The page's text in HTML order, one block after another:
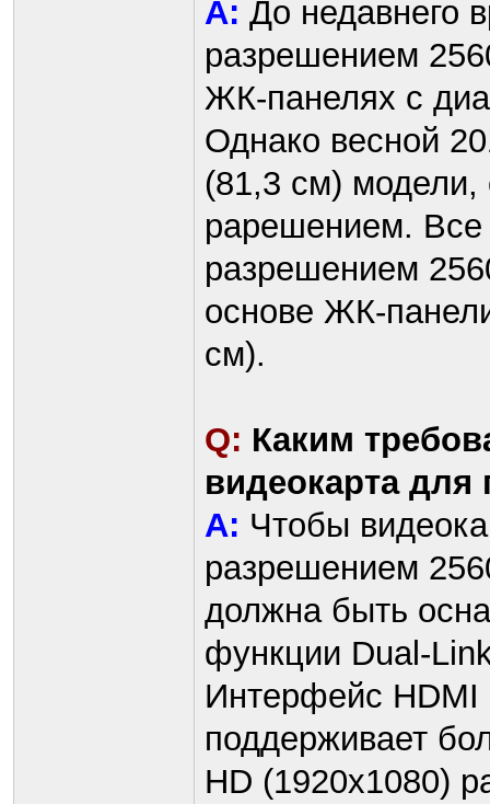
A: До недавнего
разрешением
ЖК-панелях с
Однако весной
(81,3 см)
рарешением.
разрешением
основе ЖК-
см).
Q: Каким
видеокарта для
A: Чтобы
разрешением
должна быть
функции Dual-
Интерфейс HDMI
поддерживает
HD (1920x1080)